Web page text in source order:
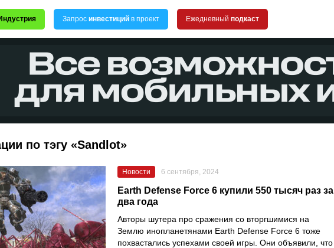
Запрос инвестиций в проект Ежедневный подкаст
по тэгу «Sandlot»
Новости 6 сентября, 2024
Earth Defense Force 6 купили 550 тысяч раз за
два года
Авторы шутера про сражения со вторгшимися на
Землю инопланетянами Earth Defense Force 6 тоже
похвастались успехами своей игры. Они объявили, что